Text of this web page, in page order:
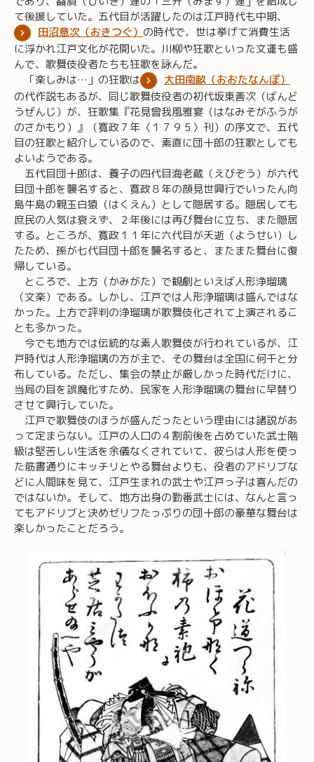
て後援していた。五代目が活躍したのは江戸時代も中期、
田沼意次（おきつぐ） の時代で、世は挙げて消費生活
に浮かれ江戸文化が花開いた。川柳や狂歌といった文運も盛
んで、歌舞伎役者たちも狂歌を詠んだ。
「楽しみは…」の狂歌は
大田南畝（おおたなんぽ）
の代作説もあるが、同じ歌舞伎役者の初代坂東善次（ばんど
うぜんじ）が、狂歌集『花見曾我風雅宴（はなみそがふうが
のさかもり）』（寛政７年〈１７９５〉刊）の序文で、五代
目の狂歌と紹介しているので、素直に団十郎の狂歌としても
よいようである。
五代目団十郎は、養子の四代目海老蔵（えびぞう）が六代
目団十郎を襲名すると、寛政８年の顔見世興行でいったん向
島牛島の親玉白猿（はくえん）として隠居する。隠居しても
庶民の人気は衰えず、２年後には再び舞台に立ち、また隠居
する。ところが、寛政１１年に六代目が夭逝（ようせい）し
たため、孫が七代目団十郎を襲名すると、またまた舞台に復
帰している。
ところで、上方（かみがた）で観劇といえば人形浄瑠璃
（文楽）である。しかし、江戸では人形浄瑠璃は盛んではな
かった。上方で評判の浄瑠璃が歌舞伎化されて上演されるこ
とも多かった。
今でも地方では伝統的な素人歌舞伎が行われているが、江
戸時代は人形浄瑠璃の方が主で、その舞台は全国に何千と分
布している。ただし、集会の禁止が厳しかった時代だけに、
当局の目を誤魔化すため、民家を人形浄瑠璃の舞台に早替り
させて興行していた。
江戸で歌舞伎のほうが盛んだったという理由には諸説があ
って定まらない。江戸の人口の４割前後を占めていた武士階
級は堅苦しい生活を余儀なくされていて、彼らは人形を使っ
た筋書通りにキッチリとやる舞台よりも、役者のアドリブな
どに人間味を見て、江戸生まれの武士や江戸っ子は喜んだの
ではないか。そして、地方出身の勤番武士には、なんと言っ
てもアドリブと決めゼリフたっぷりの団十郎の豪華な舞台は
楽しかったことだろう。